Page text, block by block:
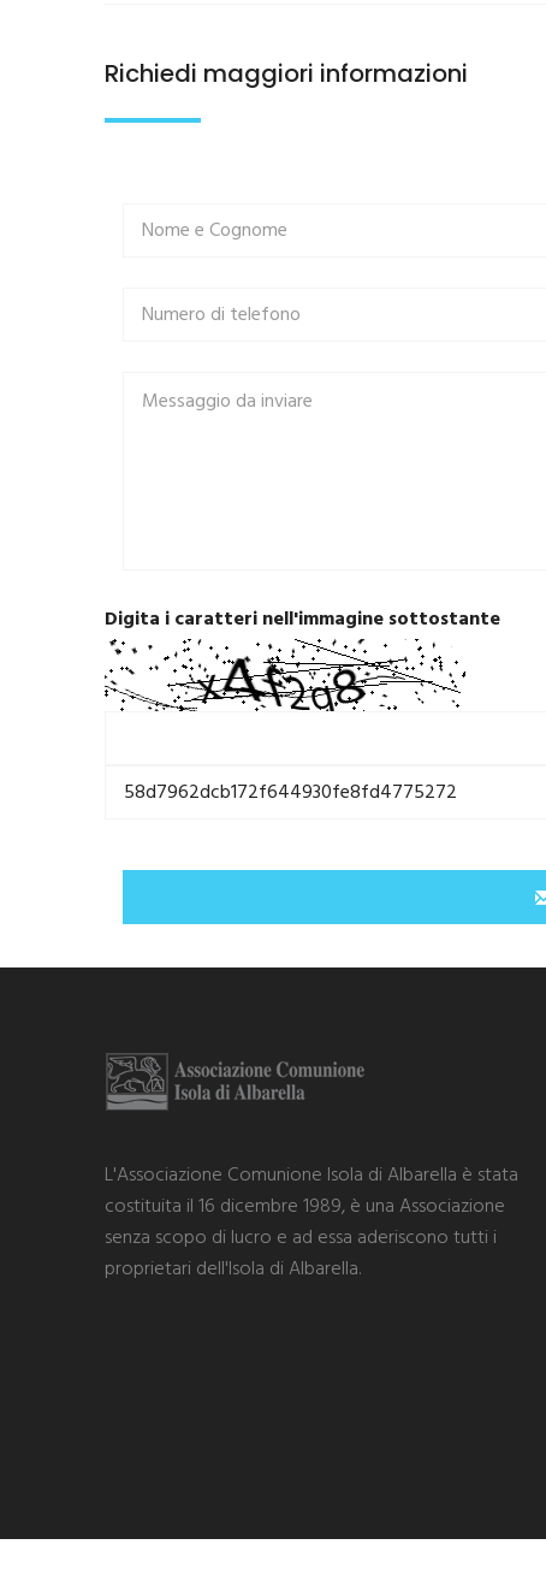
Richiedi maggiori informazioni
Digita i caratteri nell'immagine sottostante
L'Associazione Comunione Isola di Albarella è stata
costituita il 16 dicembre 1989, è una Associazione
senza scopo di lucro e ad essa aderiscono tutti i
proprietari dell'Isola di Albarella.